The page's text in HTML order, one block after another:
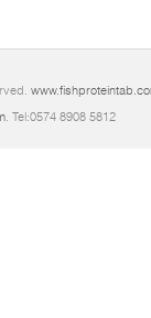
. Tel:0574 8908 5812